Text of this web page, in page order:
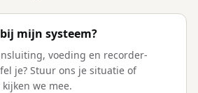
mijn systeem?
voeding en recorder-
je? Stuur ons je situatie of
we mee.